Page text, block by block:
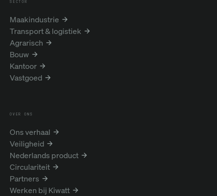
SECTOR
Maakindustrie
Transport & logistiek
Agrarisch
Bouw
Kantoor
Vastgoed
OVER ONS
Ons verhaal
Veiligheid
Nederlands product
Circulariteit
Partners
Werken bij Kiwatt